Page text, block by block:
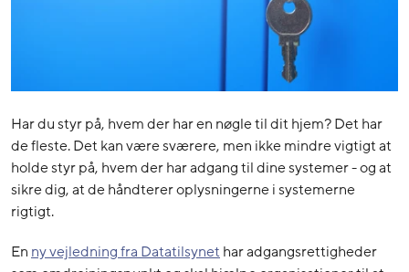
Har du styr på, hvem der har en nøgle til dit hjem? Det har
de fleste. Det kan være sværere, men ikke mindre vigtigt at
holde styr på, hvem der har adgang til dine systemer - og at
sikre dig, at de håndterer oplysningerne i systemerne
rigtigt.
En ny vejledning fra Datatilsynet har adgangsrettigheder